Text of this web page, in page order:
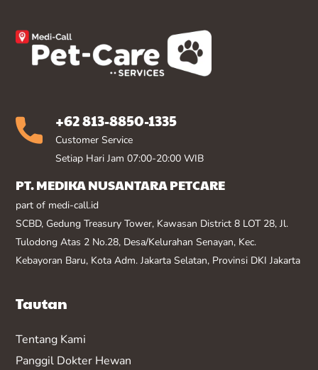
+62 813-8850-1335
Customer Service
Setiap Hari Jam 07:00-20:00 WIB
PT. MEDIKA NUSANTARA PETCARE
part of medi-call.id
SCBD, Gedung Treasury Tower, Kawasan District 8 LOT 28, Jl.
Tulodong Atas 2 No.28, Desa/Kelurahan Senayan, Kec.
Kebayoran Baru, Kota Adm. Jakarta Selatan, Provinsi DKI Jakarta
Tautan
Tentang Kami
Panggil Dokter Hewan